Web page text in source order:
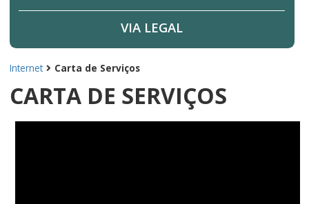
Internet Carta de Serviços
CARTA DE SERVIÇOS
VIA LEGAL